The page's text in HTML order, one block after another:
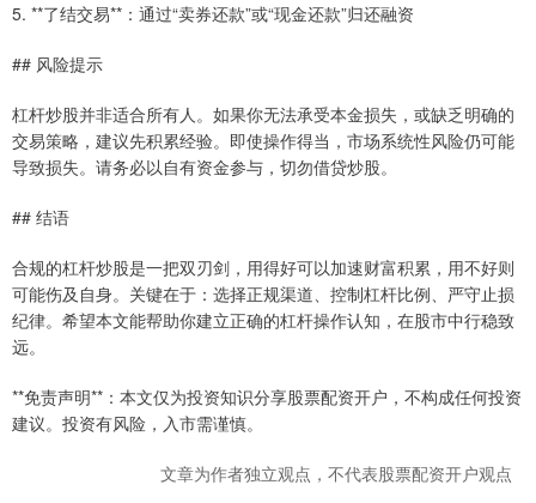
5. **了结交易**：通过“卖券还款”或“现金还款”归还融资
## 风险提示
杠杆炒股并非适合所有人。如果你无法承受本金损失，或缺乏明确的
交易策略，建议先积累经验。即使操作得当，市场系统性风险仍可能
导致损失。请务必以自有资金参与，切勿借贷炒股。
## 结语
合规的杠杆炒股是一把双刃剑，用得好可以加速财富积累，用不好则
可能伤及自身。关键在于：选择正规渠道、控制杠杆比例、严守止损
纪律。希望本文能帮助你建立正确的杠杆操作认知，在股市中行稳致
远。
**免责声明**：本文仅为投资知识分享股票配资开户，不构成任何投资
建议。投资有风险，入市需谨慎。
文章为作者独立观点，不代表股票配资开户观点